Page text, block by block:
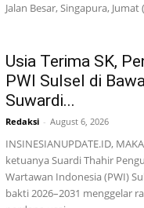
Jalan Besar, Singapura,
Usia Terima SK,
PWI Sulsel di
Suwardi...
Redaksi - August 6, 2026
INSINESIANUPDATE.ID,
ketuanya Suardi Thahir
Wartawan Indonesia (PWI)
bakti 2026–2031 menggelar